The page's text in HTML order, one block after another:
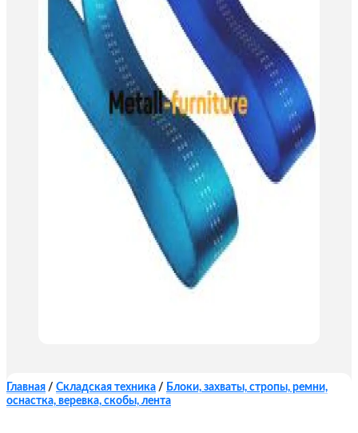
Главная / Складская техника / Блоки, захваты, стропы, ремни,
оснастка, веревка, скобы, лента